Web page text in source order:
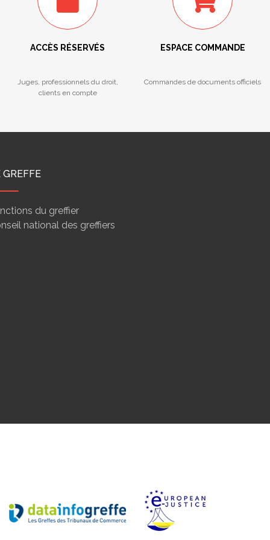
ACCÈS RÉSERVÉS
Juges, professionnels du droit,
clients en compte
ESPACE COMMANDE
Commandes de documents officiels
GREFFE
du greffier
national des greffiers